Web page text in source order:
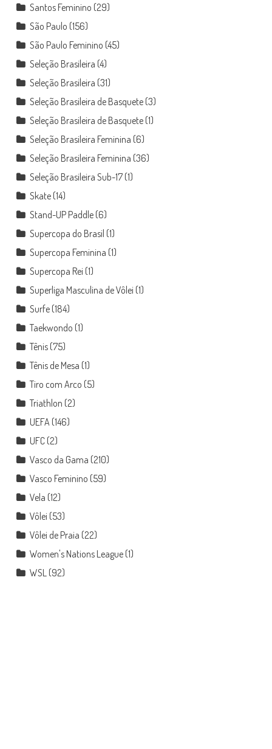
Santos Feminino (29)
São Paulo (156)
São Paulo Feminino (45)
Seleção Brasileira (4)
Seleção Brasileira (31)
Seleção Brasileira de Basquete(3)
Seleção Brasileira de Basquete(1)
Seleção Brasileira Feminina (6)
Seleção Brasileira Feminina (36)
Seleção Brasileira Sub-17(1)
Skate(14)
Stand-UP Paddle(6)
Supercopa do Brasil (1)
Supercopa Feminina (1)
Supercopa Rei (1)
Superliga Masculina de Vôlei (1)
Surfe(184)
Taekwondo (1)
Tênis(75)
Tênis de Mesa (1)
Tiro com Arco (5)
Triathlon (2)
UEFA (146)
UFC(2)
Vasco da Gama (210)
Vasco Feminino (59)
Vela (12)
Vôlei (53)
Vôlei de Praia (22)
Women's Nations League(1)
WSL (92)